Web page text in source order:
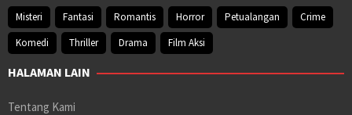
Misteri Fantasi Romantis Horror Petualangan
Crime
Komedi
Thriller Drama Film Aksi
HALAMAN LAIN
Tentang Kami